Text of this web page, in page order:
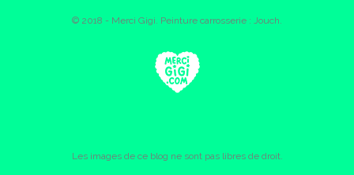
© 2018 - Merci Gigi. Peinture carrosserie : Jouch.
Les images de ce blog ne sont pas libres de droit.